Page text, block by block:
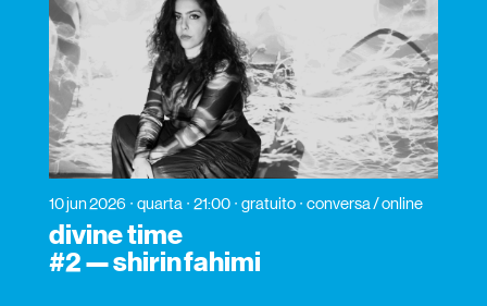
10 jun 2026 quarta 21:00 gratuito conversa / online
divine time
#2 — shirin fahimi